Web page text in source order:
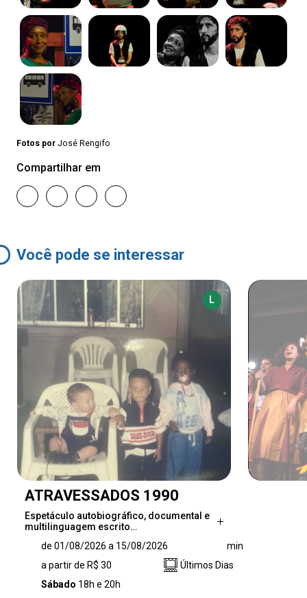
Fotos por José Rengifo
Compartilhar em
Você pode se interessar
L
ATRAVESSADOS 1990
Espetáculo autobiográfico, documental e
multilinguagem escrito…
multilinguagem escrito e dirigido por Gabriel
Viriatto, “Atravessados 1990” estreia nos dias
1º, 8 e 15 de agosto, com sessões às 18h e
de 01/08/2026 a 15/08/2026
min
a partir de R$ 30
Últimos Dias
Sábado 18h e 20h